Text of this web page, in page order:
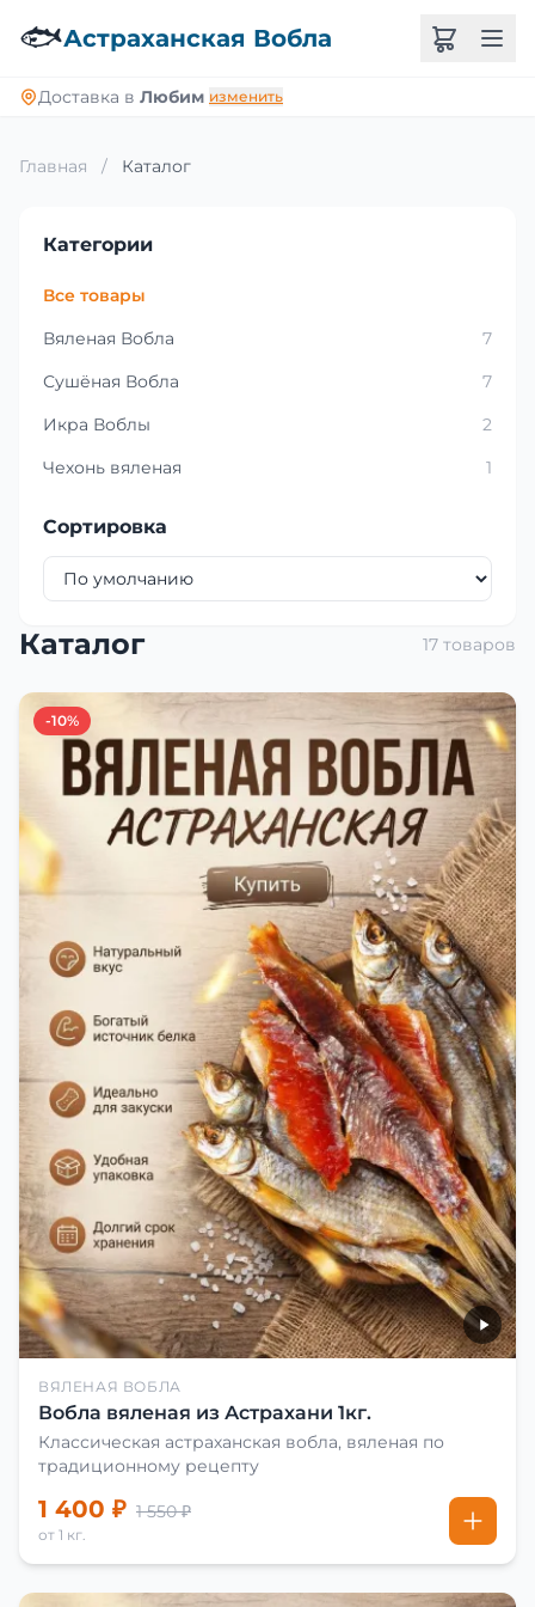
🐟Астраханская Вобла
Доставка в Любим изменить
Главная / Каталог
Категории
Все товары
Вяленая Вобла
7
Сушёная Вобла
7
Икра Воблы
2
Чехонь вяленая
1
Сортировка
Каталог 17 товаров
-10%
ВЯЛЕНАЯ ВОБЛА
Вобла вяленая из Астрахани 1кг.
Классическая астраханская вобла, вяленая по
традиционному рецепту
1 400 ₽ 1 550 ₽
от 1 кг.